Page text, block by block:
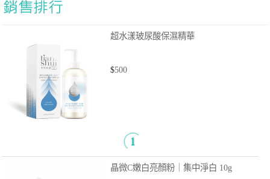
超水漾玻尿酸保濕精華
$500
晶微C嫩白亮顏粉｜集中淨白 10g